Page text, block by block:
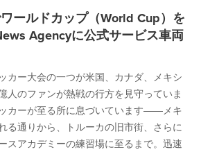
ールドカップ（World Cup）を
Agencyに公式サービス車両
カー大会の一つが米国、カナダ、メキシ
人のファンが熱戦の行方を見守っていま
カーが至る所に息づいています――メキ
る通りから、トルーカの旧市街、さらに
スアカデミーの練習場に至るまで。迅速